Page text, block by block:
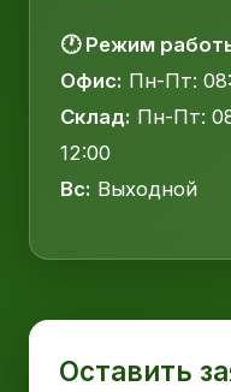
🕐 Режим
Офис: Пн-Пт:
Склад: Пн-Пт:
12:00
Вс: Выходной
Оставить